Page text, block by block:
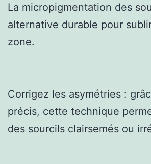
La micropigmentation des
alternative durable pour
zone.
Corrigez les asymétries :
précis, cette technique
des sourcils clairsemés ou